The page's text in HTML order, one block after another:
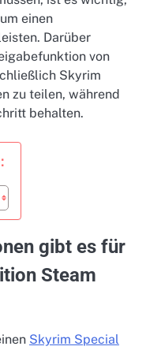
einen
Darüber
von
Skyrim
zu teilen, während
behalten.
gibt es für
Steam
Skyrim Special